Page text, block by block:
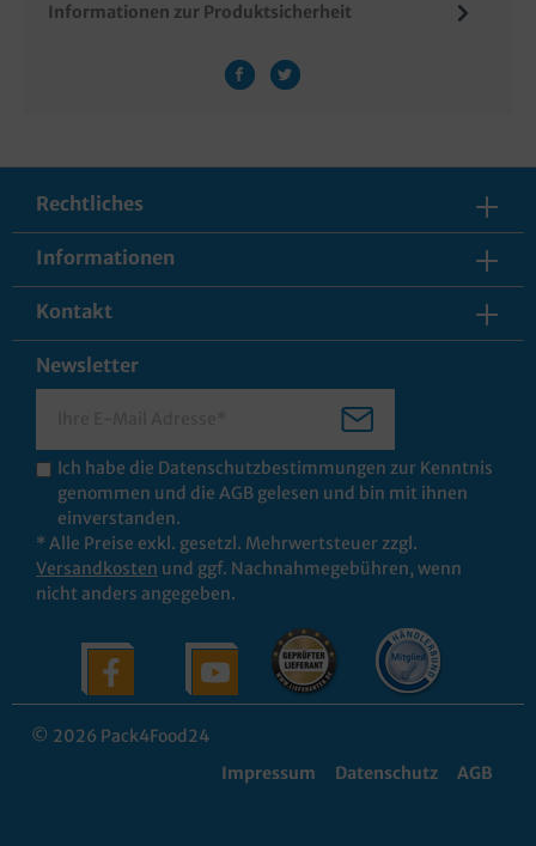
Informationen zur Produktsicherheit
Rechtliches
Informationen
Kontakt
Newsletter
Ich habe die Datenschutzbestimmungen zur Kenntnis
genommen und die AGB gelesen und bin mit ihnen
einverstanden.
* Alle Preise exkl. gesetzl. Mehrwertsteuer zzgl.
Versandkosten und ggf. Nachnahmegebühren, wenn
nicht anders angegeben.
© 2026 Pack4Food24
Impressum
Datenschutz AGB